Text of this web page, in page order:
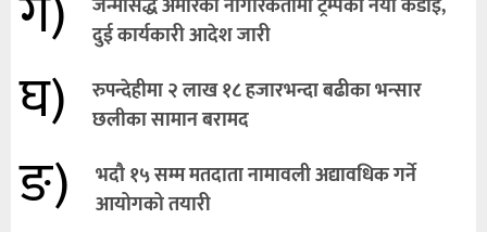
जन्मसिद्ध अमेरिकी नागरिकतामा ट्रम्पको नयाँ कडाइ,
दुई कार्यकारी आदेश जारी
घ)
रुपन्देहीमा २ लाख १८ हजारभन्दा बढीका भन्सार
छलीका सामान बरामद
ङ)
भदौ १५ सम्म मतदाता नामावली अद्यावधिक गर्ने
आयोगको तयारी